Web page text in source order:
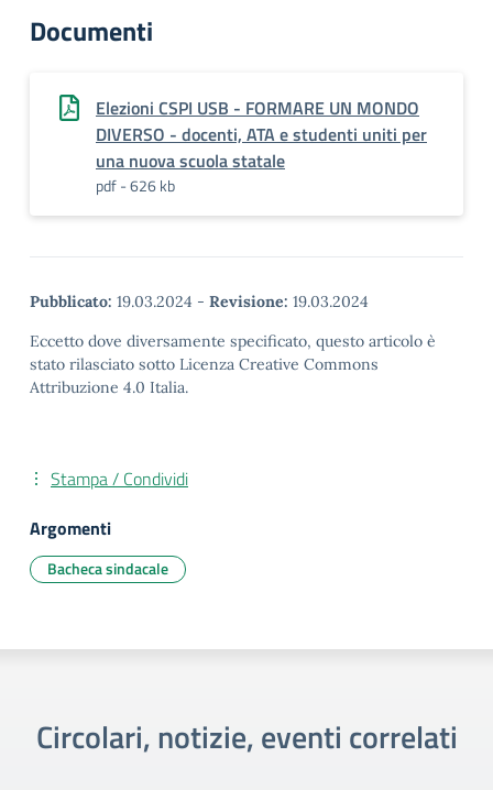
Documenti
Elezioni CSPI USB - FORMARE UN MONDO
DIVERSO - docenti, ATA e studenti uniti per
una nuova scuola statale
pdf - 626 kb
Pubblicato: 19.03.2024 - Revisione: 19.03.2024
Eccetto dove diversamente specificato, questo articolo è
stato rilasciato sotto Licenza Creative Commons
Attribuzione 4.0 Italia.
Stampa / Condividi
Argomenti
Bacheca sindacale
Circolari, notizie, eventi correlati